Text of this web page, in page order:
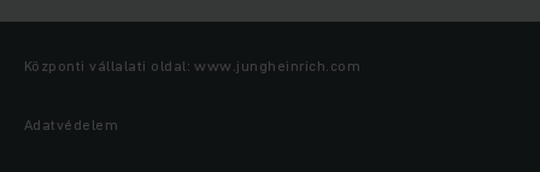
Központi vállalati oldal: www.jungheinrich.com
Adatvédelem